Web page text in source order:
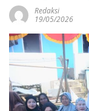
Redaksi
19/05/2026